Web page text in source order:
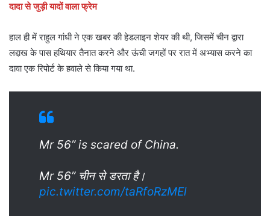
दादा से जुड़ी यादों वाला फ्रेम
हाल ही में राहुल गांधी ने एक खबर की हेडलाइन शेयर की थी, जिसमें चीन द्वारा
लद्दाख के पास हथियार तैनात करने और ऊंची जगहों पर रात में अभ्यास करने का
दावा एक रिपोर्ट के हवाले से किया गया था.
Mr 56” is scared of China.
Mr 56” चीन से डरता है।
pic.twitter.com/taRfoRzMEl